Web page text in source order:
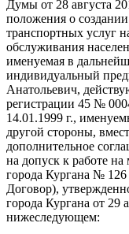
Думы от 28 августа
положения о
транспортных услуг
обслуживания
именуемая в
индивидуальный
Анатольевич,
регистрации 45 №
14.01.1999 г.,
другой стороны,
дополнительное
на допуск к работе
города Кургана № 126
Договор),
города Кургана от 29
нижеследующем: